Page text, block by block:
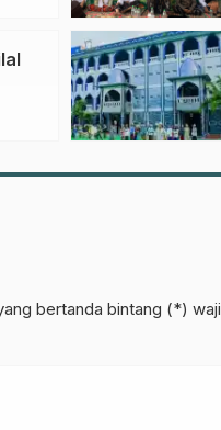
bertanda bintang (*)